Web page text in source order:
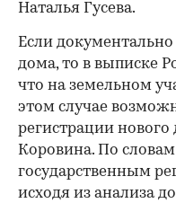
Наталья Гусева.
Если
дома, то в выписке
что на земельном
этом случае
регистрации нового
Коровина. По
государственным
исходя из анализа